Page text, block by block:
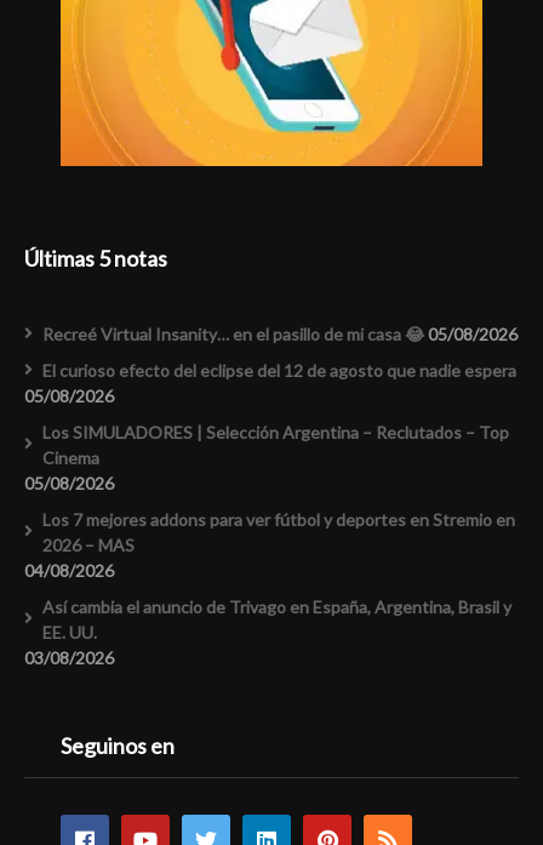
Últimas 5 notas
Recreé Virtual Insanity… en el pasillo de mi casa 😂05/08/2026
El curioso efecto del eclipse del 12 de agosto que nadie espera
05/08/2026
Los SIMULADORES | Selección Argentina – Reclutados – Top
Cinema
05/08/2026
Los 7 mejores addons para ver fútbol y deportes en Stremio en
2026 – MAS
04/08/2026
Así cambia el anuncio de Trivago en España, Argentina, Brasil y
EE. UU.
03/08/2026
Seguinos en